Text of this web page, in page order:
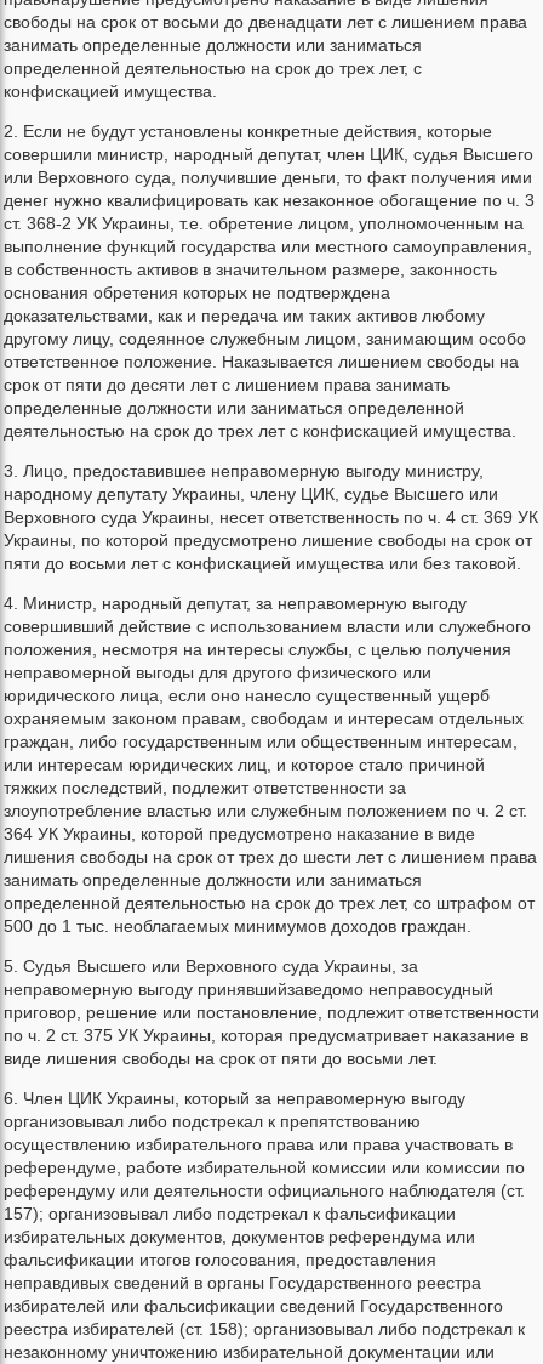
свободы на срок от восьми до двенадцати лет с лишением права
занимать определенные должности или заниматься
определенной деятельностью на срок до трех лет, с
конфискацией имущества.
2. Если не будут установлены конкретные действия, которые
совершили министр, народный депутат, член ЦИК, судья Высшего
или Верховного суда, получившие деньги, то факт получения ими
денег нужно квалифицировать как незаконное обогащение по ч. 3
ст. 368-2 УК Украины, т.е. обретение лицом, уполномоченным на
выполнение функций государства или местного самоуправления,
в собственность активов в значительном размере, законность
основания обретения которых не подтверждена
доказательствами, как и передача им таких активов любому
другому лицу, содеянное служебным лицом, занимающим особо
ответственное положение. Наказывается лишением свободы на
срок от пяти до десяти лет с лишением права занимать
определенные должности или заниматься определенной
деятельностью на срок до трех лет с конфискацией имущества.
3. Лицо, предоставившее неправомерную выгоду министру,
народному депутату Украины, члену ЦИК, судье Высшего или
Верховного суда Украины, несет ответственность по ч. 4 ст. 369 УК
Украины, по которой предусмотрено лишение свободы на срок от
пяти до восьми лет с конфискацией имущества или без таковой.
4. Министр, народный депутат, за неправомерную выгоду
совершивший действие с использованием власти или служебного
положения, несмотря на интересы службы, с целью получения
неправомерной выгоды для другого физического или
юридического лица, если оно нанесло существенный ущерб
охраняемым законом правам, свободам и интересам отдельных
граждан, либо государственным или общественным интересам,
или интересам юридических лиц, и которое стало причиной
тяжких последствий, подлежит ответственности за
злоупотребление властью или служебным положением по ч. 2 ст.
364 УК Украины, которой предусмотрено наказание в виде
лишения свободы на срок от трех до шести лет с лишением права
занимать определенные должности или заниматься
определенной деятельностью на срок до трех лет, со штрафом от
500 до 1 тыс. необлагаемых минимумов доходов граждан.
5. Судья Высшего или Верховного суда Украины, за
неправомерную выгоду принявшийзаведомо неправосудный
приговор, решение или постановление, подлежит ответственности
по ч. 2 ст. 375 УК Украины, которая предусматривает наказание в
виде лишения свободы на срок от пяти до восьми лет.
6. Член ЦИК Украины, который за неправомерную выгоду
организовывал либо подстрекал к препятствованию
осуществлению избирательного права или права участвовать в
референдуме, работе избирательной комиссии или комиссии по
референдуму или деятельности официального наблюдателя (ст.
157); организовывал либо подстрекал к фальсификации
избирательных документов, документов референдума или
фальсификации итогов голосования, предоставления
неправдивых сведений в органы Государственного реестра
избирателей или фальсификации сведений Государственного
реестра избирателей (ст. 158); организовывал либо подстрекал к
незаконному уничтожению избирательной документации или